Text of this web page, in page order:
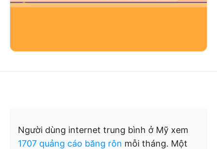
Người dùng internet trung bình ở Mỹ xem
1707 quảng cáo băng rôn mỗi tháng. Một